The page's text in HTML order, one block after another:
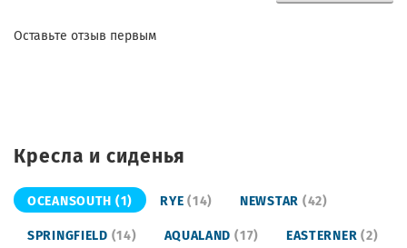
Оставьте отзыв первым
Кресла и сиденья
OCEANSOUTH (1) RYE(14) NEWSTAR (42)
SPRINGFIELD (14) AQUALAND (17) EASTERNER(2)